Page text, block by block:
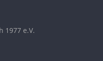
1977 e.V.